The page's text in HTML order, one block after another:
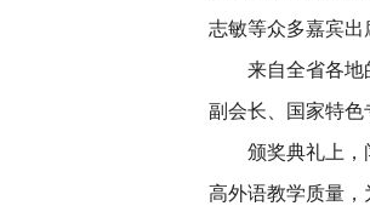
志敏等众多嘉宾出
来自全省各地
副会长、国家特色
颁奖典礼上，
高外语教学质量